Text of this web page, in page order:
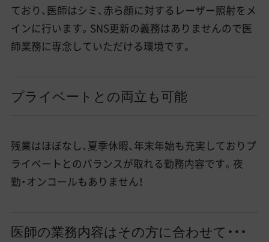
ており、医師はシミ、赤ら顔に対するレーザー照射をメ
インに行います。SNS更新の義務はありませんので医
師業務に専念していただける環境です。
プライベートとの両立も可能
残業はほぼなし、夏季休暇、年末年始も充実しておりプ
ライベートとのバランスが取れる勤務内容です。夜
勤・オンコールもありません！
医師の業務内容はその方に合わせて・・・